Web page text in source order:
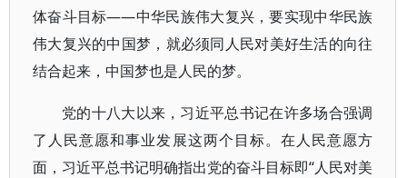
体奋斗目标——中华民族伟大复兴，要实现中华民族
伟大复兴的中国梦，就必须同人民对美好生活的向往
结合起来，中国梦也是人民的梦。
党的十八大以来，习近平总书记在许多场合强调
了人民意愿和事业发展这两个目标。在人民意愿方
面，习近平总书记明确指出党的奋斗目标即“人民对美